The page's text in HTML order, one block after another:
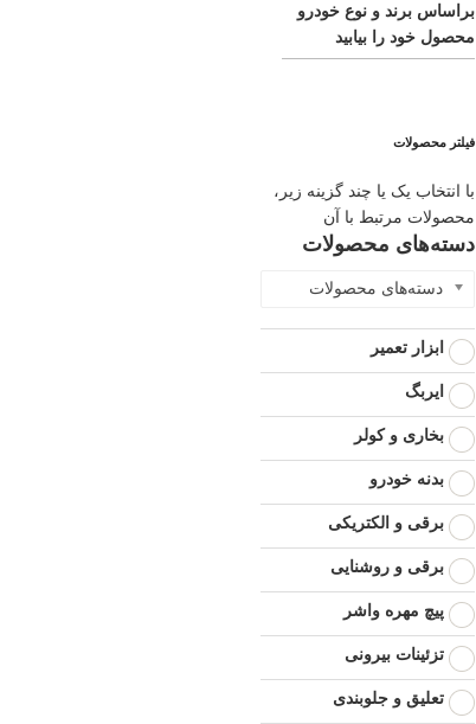
براساس برند و نوع خودرو
محصول خود را بیابید
فیلتر محصولات
با انتخاب یک یا چند گزینه زیر،
محصولات مرتبط با آن
دسته‌های محصولات
دسته‌های محصولات
ابزار تعمیر
ایربگ
بخاری و کولر
بدنه خودرو
برقی و الکتریکی
برقی و روشنایی
پیچ مهره واشر
تزئینات بیرونی
تعلیق و جلوبندی